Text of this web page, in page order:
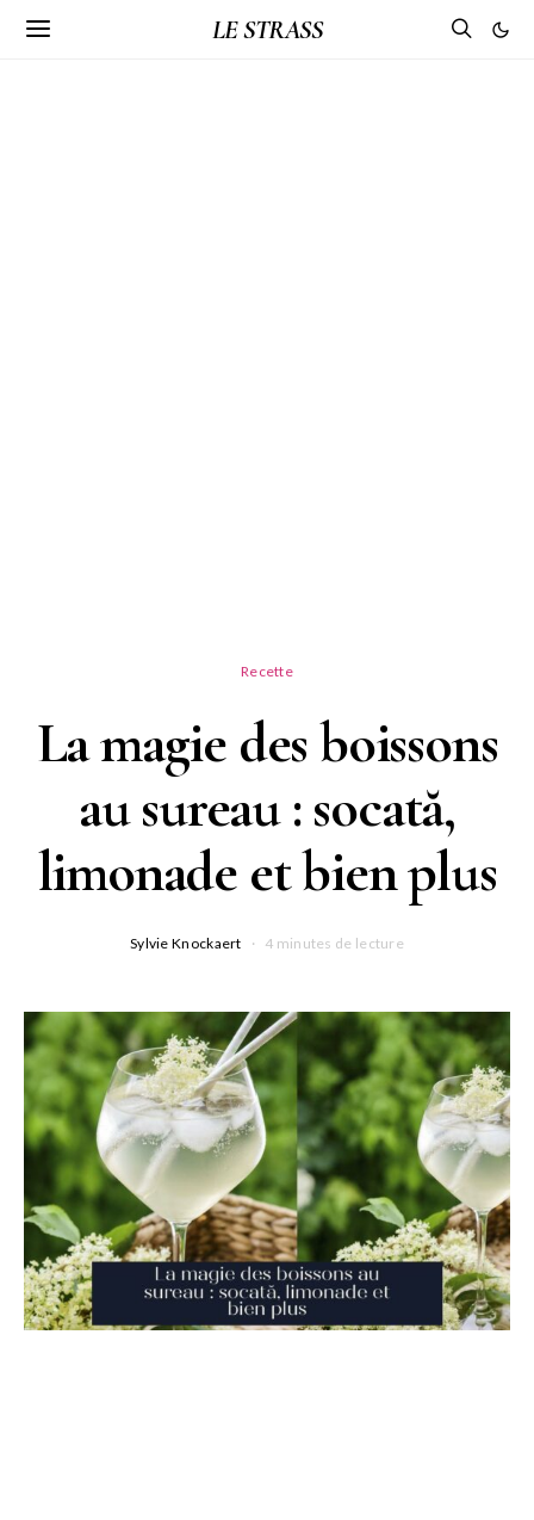
LE STRASS
Recette
La magie des boissons
au sureau : socată,
limonade et bien plus
Sylvie Knockaert 4 minutes de lecture